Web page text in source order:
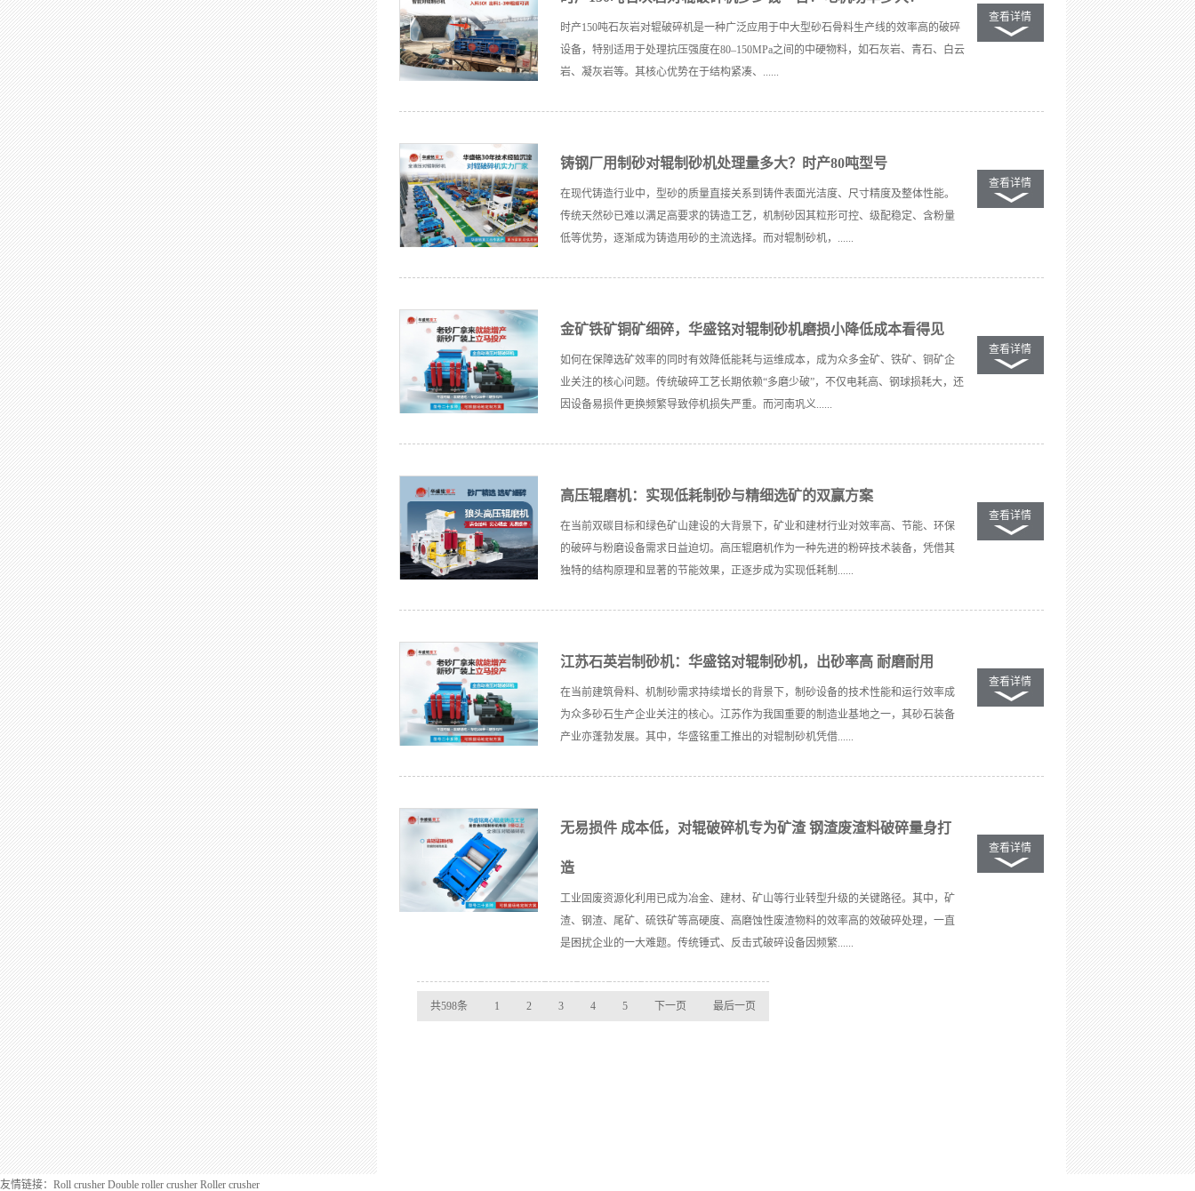
时产150吨石灰岩对辊破碎机是一种广泛应用于中大型砂石骨料生产线的效率高的破碎
设备，特别适用于处理抗压强度在80–150MPa之间的中硬物料，如石灰岩、青石、白云
岩、凝灰岩等。其核心优势在于结构紧凑、......
查看详情
铸钢厂用制砂对辊制砂机处理量多大？时产80吨型号
在现代铸造行业中，型砂的质量直接关系到铸件表面光洁度、尺寸精度及整体性能。
传统天然砂已难以满足高要求的铸造工艺，机制砂因其粒形可控、级配稳定、含粉量
低等优势，逐渐成为铸造用砂的主流选择。而对辊制砂机，......
查看详情
金矿铁矿铜矿细碎，华盛铭对辊制砂机磨损小降低成本看得见
如何在保障选矿效率的同时有效降低能耗与运维成本，成为众多金矿、铁矿、铜矿企
业关注的核心问题。传统破碎工艺长期依赖“多磨少破”，不仅电耗高、钢球损耗大，还
因设备易损件更换频繁导致停机损失严重。而河南巩义......
查看详情
高压辊磨机：实现低耗制砂与精细选矿的双赢方案
在当前双碳目标和绿色矿山建设的大背景下，矿业和建材行业对效率高、节能、环保
的破碎与粉磨设备需求日益迫切。高压辊磨机作为一种先进的粉碎技术装备，凭借其
独特的结构原理和显著的节能效果，正逐步成为实现低耗制......
查看详情
江苏石英岩制砂机：华盛铭对辊制砂机，出砂率高 耐磨耐用
在当前建筑骨料、机制砂需求持续增长的背景下，制砂设备的技术性能和运行效率成
为众多砂石生产企业关注的核心。江苏作为我国重要的制造业基地之一，其砂石装备
产业亦蓬勃发展。其中，华盛铭重工推出的对辊制砂机凭借......
查看详情
无易损件 成本低，对辊破碎机专为矿渣 钢渣废渣料破碎量身打
造
工业固废资源化利用已成为冶金、建材、矿山等行业转型升级的关键路径。其中，矿
渣、钢渣、尾矿、硫铁矿等高硬度、高磨蚀性废渣物料的效率高的效破碎处理，一直
是困扰企业的一大难题。传统锤式、反击式破碎设备因频繁......
查看详情
共598条 1 2 3 4 5 下一页 最后一页
友情链接： Roll crusher Double roller crusher Roller crusher